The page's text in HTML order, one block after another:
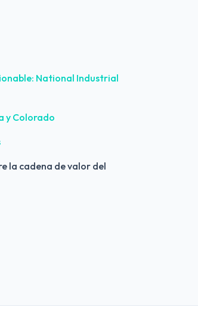
National Industrial
y Colorado
la cadena de valor del